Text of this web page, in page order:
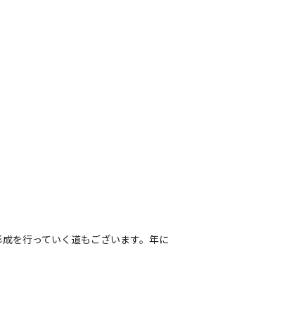
を行っていく道もございます。年に